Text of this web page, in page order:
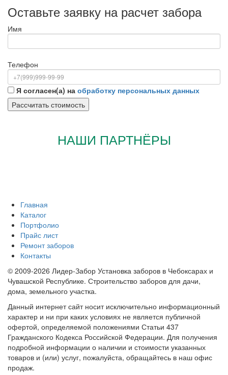
Оставьте заявку на расчет забора
Имя
Телефон
Я согласен(а) на обработку персональных данных
НАШИ ПАРТНЁРЫ
Главная
Каталог
Портфолио
Прайс лист
Ремонт заборов
Контакты
© 2009-2026 Лидер-Забор Установка заборов в Чебоксарах и
Чувашской Республике. Строительство заборов для дачи,
дома, земельного участка.
Данный интернет сайт носит исключительно информационный
характер и ни при каких условиях не является публичной
офертой, определяемой положениями Статьи 437
Гражданского Кодекса Российской Федерации. Для получения
подробной информации о наличии и стоимости указанных
товаров и (или) услуг, пожалуйста, обращайтесь в наш офис
продаж.